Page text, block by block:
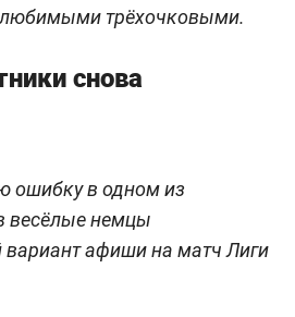
трёхочковыми.
снова
ошибку в одном из
весёлые немцы
вариант афиши на матч Лиги